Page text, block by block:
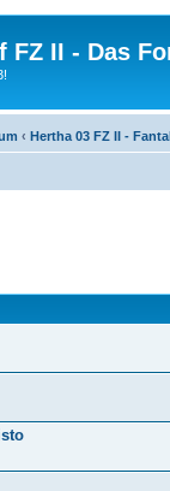
FZ II - Das
‹ Hertha 03 FZ II -